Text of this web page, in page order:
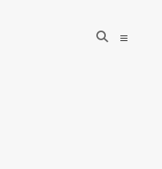
open
search
open